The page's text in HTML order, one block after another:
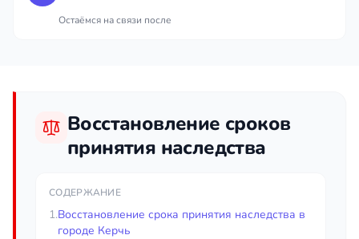
Остаёмся на связи после
Восстановление сроков
принятия наследства
СОДЕРЖАНИЕ
1.Восстановление срока принятия наследства в
городе Керчь